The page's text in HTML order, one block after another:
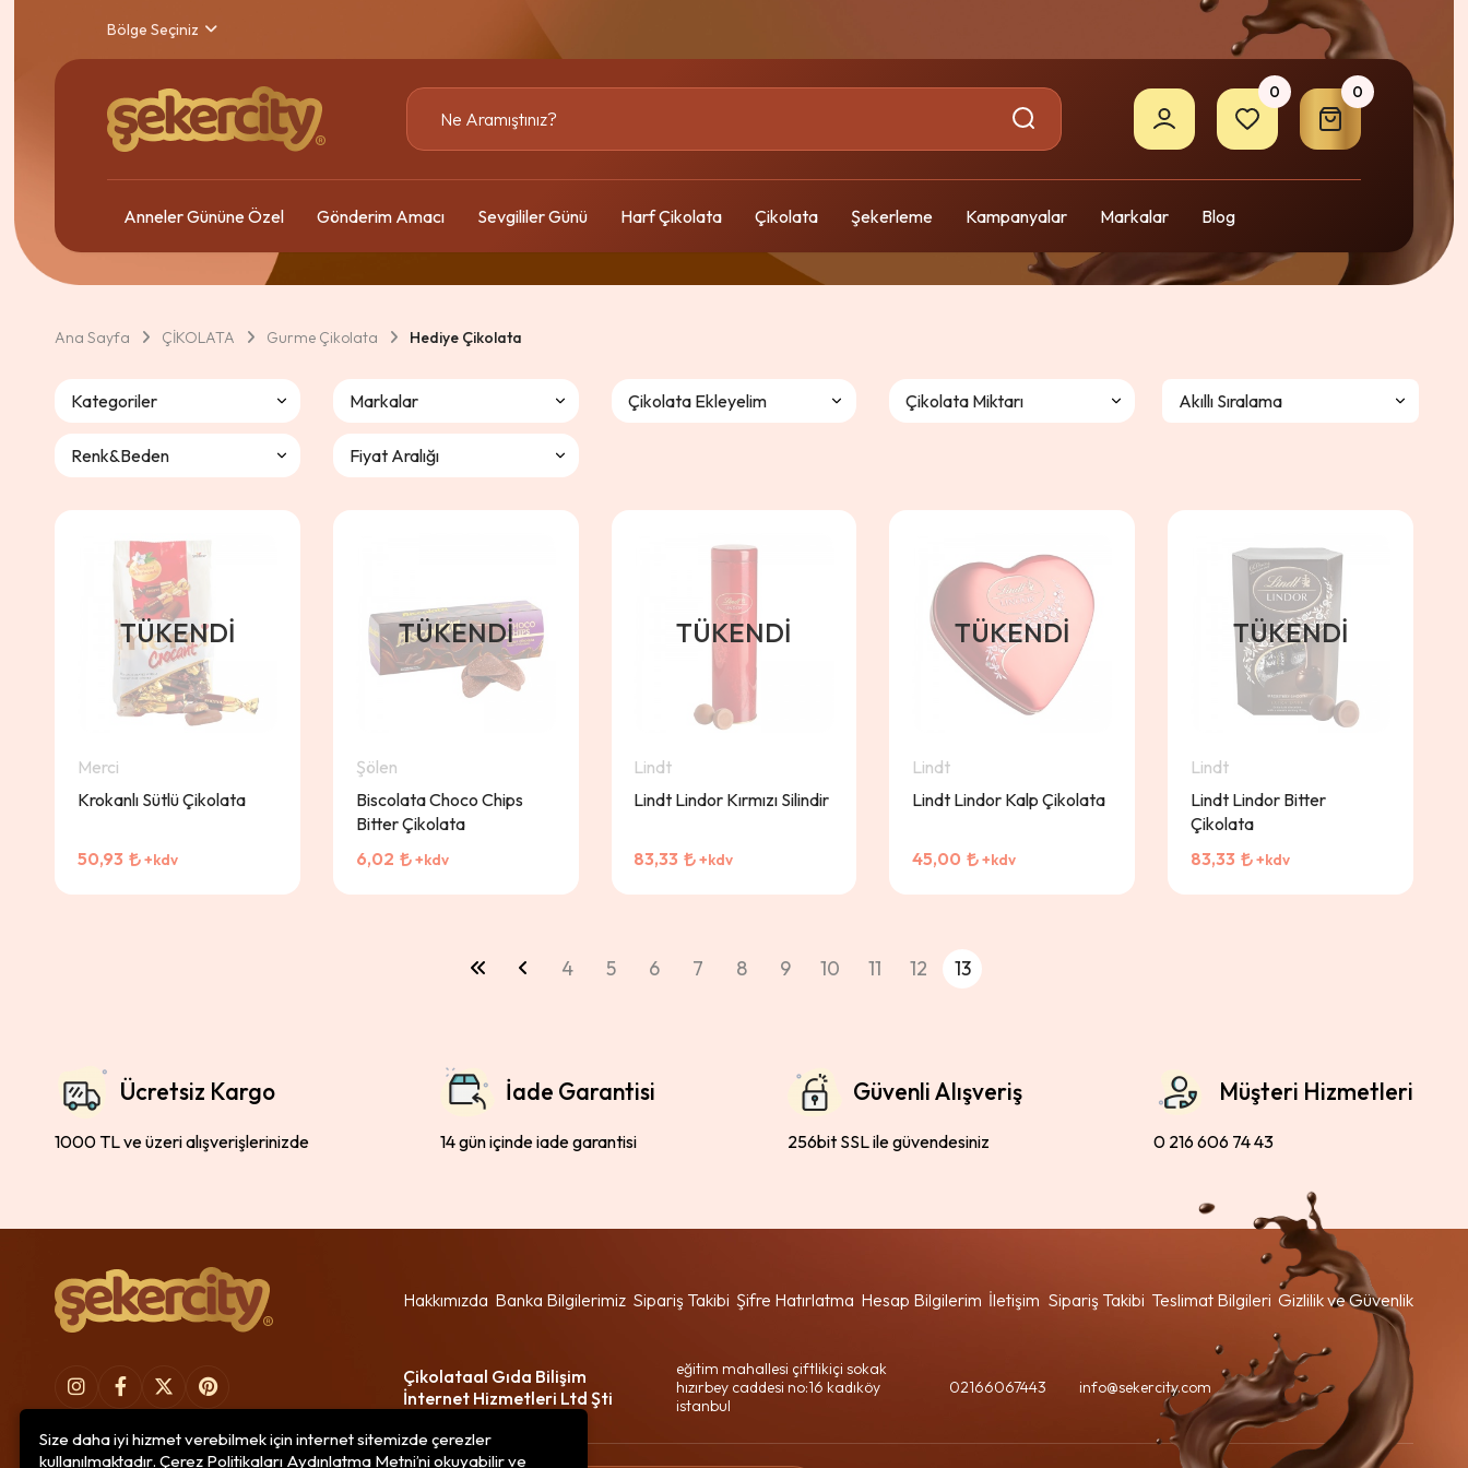
Bölge Seçiniz
0 0
Anneler Gününe Özel Gönderim Amacı Sevgililer Günü Harf Çikolata Çikolata Şekerleme Kampanyalar Markalar Blog
Ana Sayfa ÇİKOLATA Gurme Çikolata Hediye Çikolata
Kategoriler Markalar Çikolata Ekleyelim Çikolata Miktarı
Renk&Beden Fiyat Aralığı
TÜKENDI
Merci
Krokanlı Sütlü Çikolata
50,93 +kdv
TÜKENDI
Şölen
Biscolata Choco Chips
Bitter Çikolata
6,02
+kdv
TÜKENDI
Lindt
Lindt Lindor Kırmızı Silindir
83,33 +kdv
TÜKENDI
Lindt
Lindt Lindor Kalp Çikolata
45,00 +kdv
TÜKENDI
Lindt
Lindt Lindor Bitter
Çikolata
83,33
+kdv
4 5 6 7 8 9 10 11 12 13
Ücretsiz Kargo
1000 TL ve üzeri alışverişlerinizde
İade Garantisi
14 gün içinde iade garantisi
Güvenli Alışveriş
256bit SSL ile güvendesiniz
Müşteri Hizmetleri
0 216 606 74 43
Hakkımızda Banka Bilgilerimiz Sipariş Takibi Şifre Hatırlatma Hesap Bilgilerim İletişim Sipariş Takibi Teslimat Bilgileri Gizlilik ve Güvenlik
Çikolataal Gıda Bilişim
İnternet Hizmetleri Ltd Şti
eğitim mahallesi çiftlikiçi sokak
hızırbey caddesi no:16 kadıköy
istanbul
02166067443 info@sekercity.com
Size daha iyi hizmet verebilmek için internet sitemizde çerezler
kullanılmaktadır. Çerez Politikaları Aydınlatma Metni’ni okuyabilir ve